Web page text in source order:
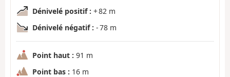
Dénivelé positif : + 82 m
Dénivelé négatif : - 78 m
Point haut : 91 m
Point bas : 16 m